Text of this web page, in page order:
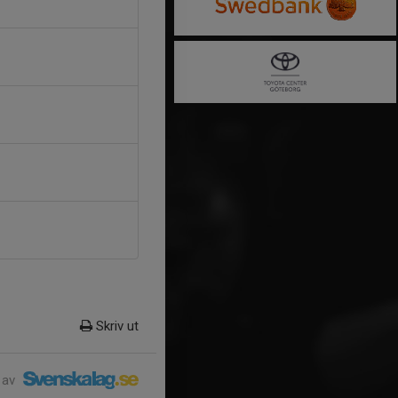
Skriv ut